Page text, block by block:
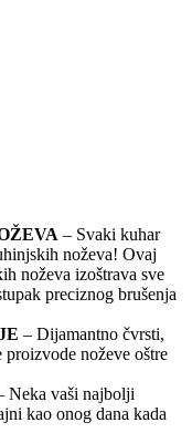
– Svaki kuhar
noževa! Ovaj
noževa izoštrava sve
preciznog brušenja
– Dijamantno čvrsti,
noževe oštre
Neka vaši najbolji
kao onog dana kada